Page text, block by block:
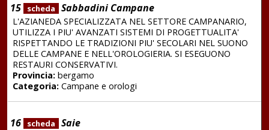
15 scheda Sabbadini Campane
L'AZIANEDA SPECIALIZZATA NEL SETTORE CAMPANARIO,
UTILIZZA I PIU' AVANZATI SISTEMI DI PROGETTUALITA'
RISPETTANDO LE TRADIZIONI PIU' SECOLARI NEL SUONO
DELLE CAMPANE E NELL'OROLOGIERIA. SI ESEGUONO
RESTAURI CONSERVATIVI.
Provincia:bergamo
Categoria:Campane e orologi
16 scheda Saie